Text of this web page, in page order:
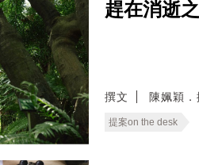
趕在消逝
撰文 陳姵穎
提案on the desk